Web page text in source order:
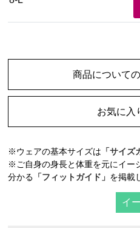
商品について
お気に入
※ウェアの基本サイズは 「サイズ
※ご自身の身長と体重を元にイー
分かる 「フィットガイド」 を掲載
イ